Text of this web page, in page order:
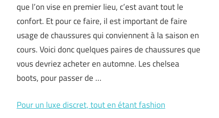
que l’on vise en premier lieu, c’est avant tout le
confort. Et pour ce faire, il est important de faire
usage de chaussures qui conviennent à la saison en
cours. Voici donc quelques paires de chaussures que
vous devriez acheter en automne. Les chelsea
boots, pour passer de …
Pour un luxe discret, tout en étant fashion